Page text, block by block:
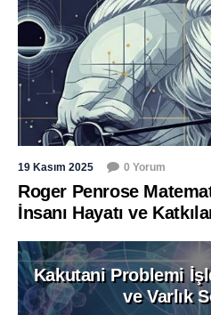
19 Kasım 2025 0 Yorum
Roger Penrose
İnsanı Hayatı ve
Kakutani Problemi
ve Varlık